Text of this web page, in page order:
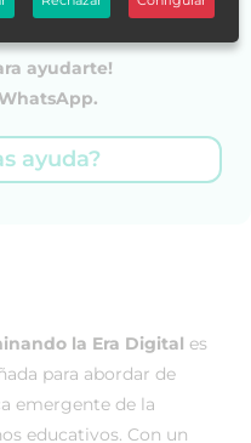
la Era Digital es
para abordar de
emergente de la
educativos. Con un
ayudarte!
ayuda?